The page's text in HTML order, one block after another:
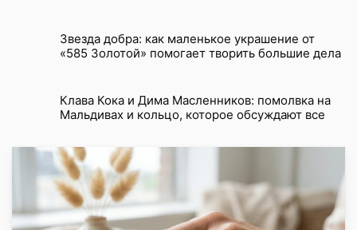
Звезда добра: как маленькое украшение от
«585 Золотой» помогает творить большие дела
Клава Кока и Дима Масленников: помолвка на
Мальдивах и кольцо, которое обсуждают все